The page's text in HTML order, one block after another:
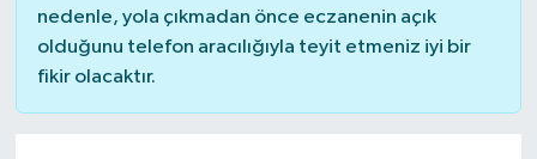
nedenle, yola çıkmadan önce eczanenin açık
olduğunu telefon aracılığıyla teyit etmeniz iyi bir
fikir olacaktır.